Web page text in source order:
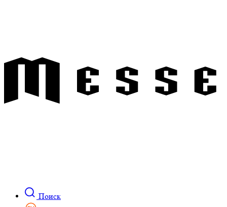
Поиск